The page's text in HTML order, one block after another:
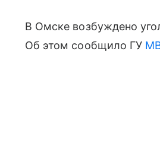
В Омске возбуждено
Об этом сообщило ГУ